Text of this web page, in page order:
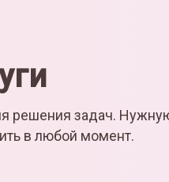
решения задач.
в любой момент.